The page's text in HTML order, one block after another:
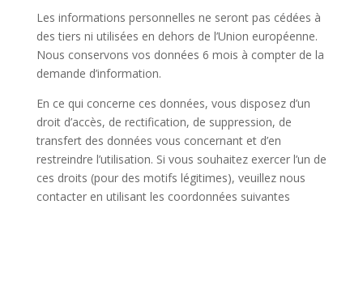
Les informations personnelles ne seront pas cédées à
des tiers ni utilisées en dehors de l’Union européenne.
Nous conservons vos données 6 mois à compter de la
demande d’information.
En ce qui concerne ces données, vous disposez d’un
droit d’accès, de rectification, de suppression, de
transfert des données vous concernant et d’en
restreindre l’utilisation. Si vous souhaitez exercer l’un de
ces droits (pour des motifs légitimes), veuillez nous
contacter en utilisant les coordonnées suivantes